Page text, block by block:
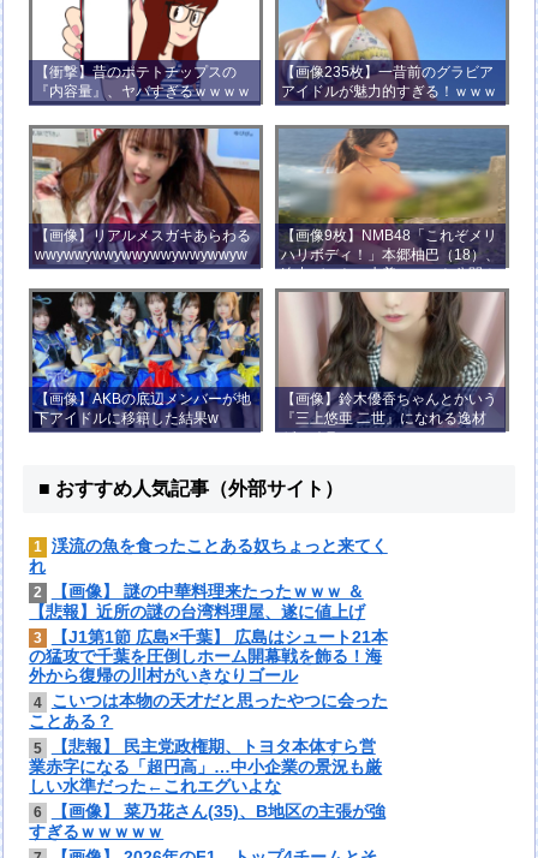
【衝撃】昔のポテトチップスの
『内容量』、ヤバすぎるｗｗｗｗ
ｗｗｗｗ
【画像235枚】一昔前のグラビア
アイドルが魅力的すぎる！ｗｗｗ
【画像】リアルメスガキあらわる
wwywwywwywwywwywwywwyw
wywwy
【画像9枚】NMB48「これぞメリ
ハリボディ！」本郷柚巴（18）、
迫力バストの水着ショット公開！
【画像】AKBの底辺メンバーが地
下アイドルに移籍した結果w
【画像】鈴木優香ちゃんとかいう
『三上悠亜 二世』になれる逸材
がコチラ
■ おすすめ人気記事（外部サイト）
1 渓流の魚を食ったことある奴ちょっと来てく
れ
2
【画像】 謎の中華料理来たったｗｗｗ ＆
【悲報】近所の謎の台湾料理屋、遂に値上げ
3
【J1第1節 広島×千葉】 広島はシュート21本
の猛攻で千葉を圧倒しホーム開幕戦を飾る！海
外から復帰の川村がいきなりゴール
4
こいつは本物の天才だと思ったやつに会った
ことある？
5
【悲報】 民主党政権期、トヨタ本体すら営
業赤字になる「超円高」…中小企業の景況も厳
しい水準だった←これエグいよな
6
【画像】 菜乃花さん(35)、B地区の主張が強
すぎるｗｗｗｗｗ